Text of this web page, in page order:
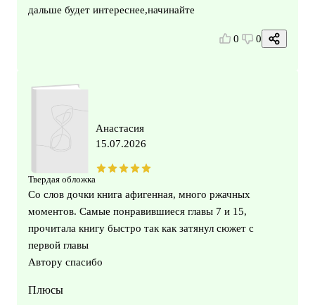
дальше будет интереснее,начинайте
0 0
Твердая обложка
Анастасия
15.07.2026
Со слов дочки книга афигенная, много ржачных
моментов. Самые понравившиеся главы 7 и 15,
прочитала книгу быстро так как затянул сюжет с
первой главы
Автору спасибо
Плюсы